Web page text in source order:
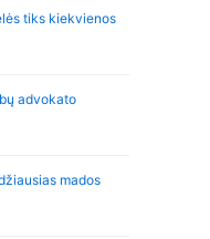
tiks kiekvienos
advokato
mados